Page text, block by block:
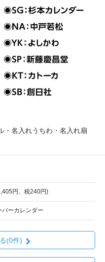
・名入れうちわ・名入れ扇
円、税240円)
ーカレンダー
(0件)